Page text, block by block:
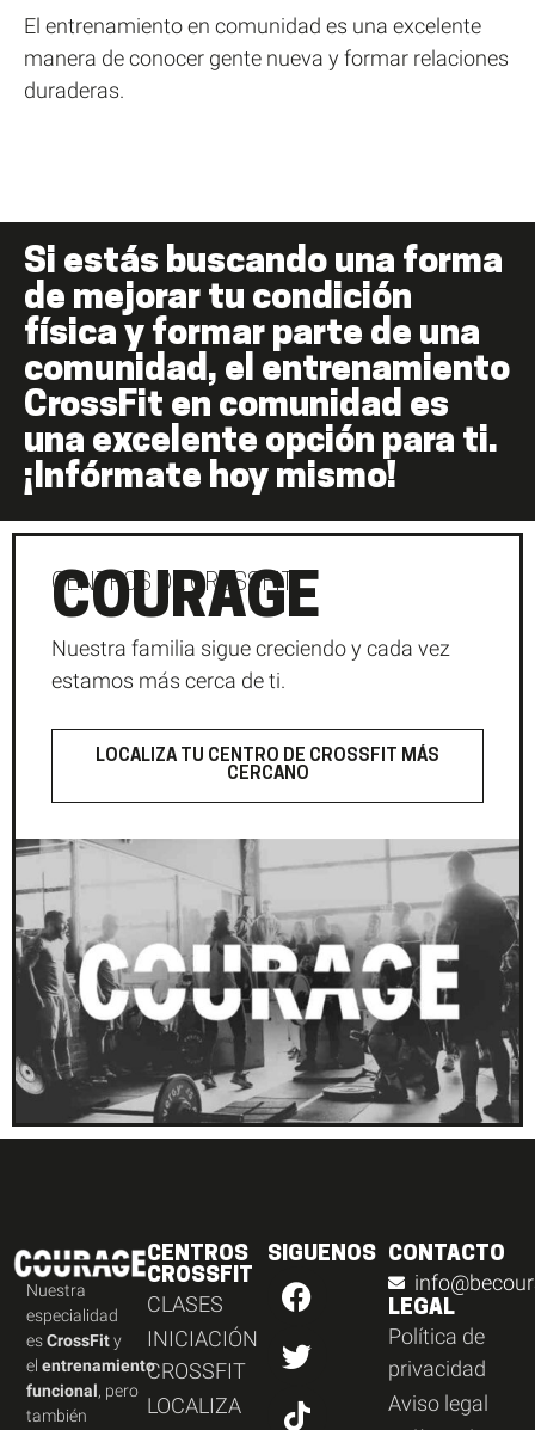
El entrenamiento en comunidad es una excelente
manera de conocer gente nueva y formar relaciones
duraderas.
Si estás buscando una forma
de mejorar tu condición
física y formar parte de una
comunidad, el entrenamiento
CrossFit en comunidad es
una excelente opción para ti.
¡Infórmate hoy mismo!
CENTROS DE CROSSFIT
COURAGE
Nuestra familia sigue creciendo y cada vez
estamos más cerca de ti.
LOCALIZA TU CENTRO DE CROSSFIT MÁS
CERCANO
Nuestra
especialidad
esCrossFity
elentrenamiento
funcional, pero
también
CENTROS
CROSSFIT
CLASES
INICIACIÓN
CROSSFIT
LOCALIZA
SIGUENOS CONTACTO
LEGAL
Política de
privacidad
Aviso legal